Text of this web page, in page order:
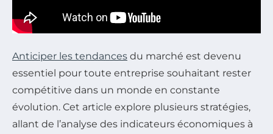
Anticiper les tendances du marché est devenu
essentiel pour toute entreprise souhaitant rester
compétitive dans un monde en constante
évolution. Cet article explore plusieurs stratégies,
allant de l’analyse des indicateurs économiques à